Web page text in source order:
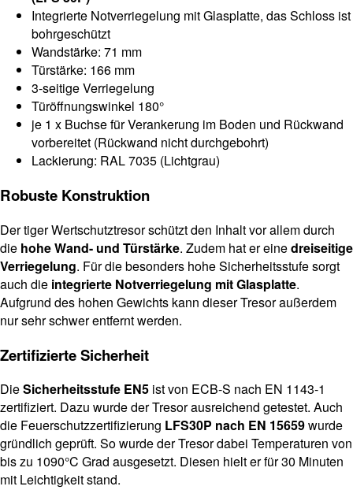
Integrierte Notverriegelung mit Glasplatte, das Schloss ist
bohrgeschützt
Wandstärke: 71 mm
Türstärke: 166 mm
3-seitige Verriegelung
Türöffnungswinkel 180°
je 1 x Buchse für Verankerung im Boden und Rückwand
vorbereitet (Rückwand nicht durchgebohrt)
Lackierung: RAL 7035 (Lichtgrau)
Robuste Konstruktion
Der tiger Wertschutztresor schützt den Inhalt vor allem durch
die hohe Wand- und Türstärke. Zudem hat er einedreiseitige
Verriegelung. Für die besonders hohe Sicherheitsstufe sorgt
auch die integrierte Notverriegelung mit Glasplatte.
Aufgrund des hohen Gewichts kann dieser Tresor außerdem
nur sehr schwer entfernt werden.
Zertifizierte Sicherheit
DieSicherheitsstufe EN5 ist von ECB-S nach EN 1143-1
zertifiziert. Dazu wurde der Tresor ausreichend getestet. Auch
die Feuerschutzzertifizierung LFS30P nach EN 15659wurde
gründlich geprüft. So wurde der Tresor dabei Temperaturen von
bis zu 1090°C Grad ausgesetzt. Diesen hielt er für 30 Minuten
mit Leichtigkeit stand.